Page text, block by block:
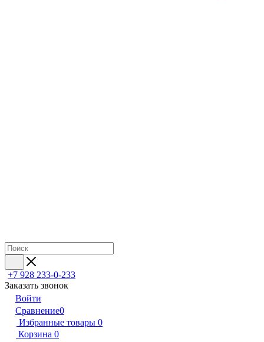
+7 928 233-0-233
Заказать звонок
Войти
Сравнение0
Избранные товары 0
Корзина 0